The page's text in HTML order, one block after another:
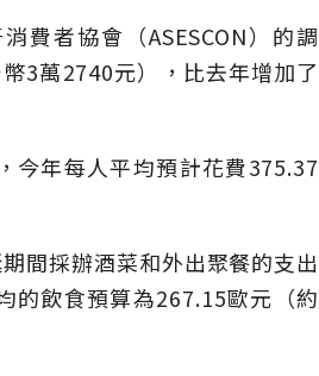
費者協會（ASESCON）的調
3萬2740元），比去年增加了
今年每人平均預計花費375.37
間採辦酒菜和外出聚餐的支出
的飲食預算為267.15歐元（約